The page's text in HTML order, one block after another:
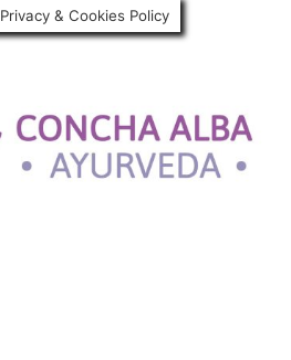
Privacy & Cookies Policy